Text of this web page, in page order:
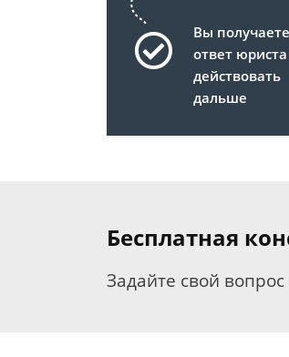
Вы
ответ
действовать
дальше
Бесплатная
Задайте свой